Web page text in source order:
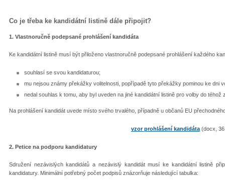
Co je třeba ke kandidátní listině dále připojit?
1. Vlastnoručně podepsané prohlášení kandidáta
Ke kandidátní listině musí být přiloženo vlastnoručně podepsané prohlášení každého
souhlasí se svou kandidaturou;
mu nejsou známy překážky volitelnosti, popřípadě tyto překážky pominou ke dni
nedal souhlas k tomu, aby byl uveden na jiné kandidátní listině pro volby do téhož
Na prohlášení kandidát uvede místo svého trvalého, případně u občanů EU
vzor prohlášení kandidáta (docx,
2. Petice na podporu kandidatury
Sdružení nezávislých kandidátů a nezávislý kandidát musí ke kandidátní listině
kandidatury. Minimální potřebný počet podpisů znázorňuje následující tabulka: